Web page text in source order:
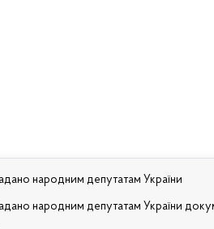
народним депутатам України
народним депутатам України